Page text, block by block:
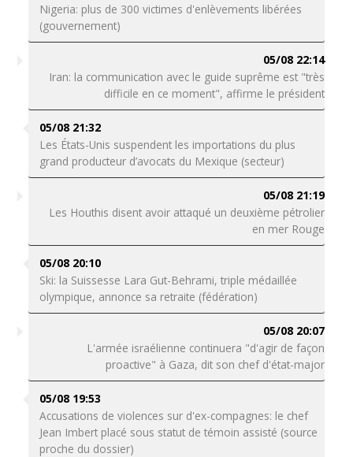
Nigeria: plus de 300 victimes d'enlèvements libérées
(gouvernement)
05/08 22:14
Iran: la communication avec le guide suprême est "très
difficile en ce moment", affirme le président
05/08 21:32
Les États-Unis suspendent les importations du plus
grand producteur d’avocats du Mexique (secteur)
05/08 21:19
Les Houthis disent avoir attaqué un deuxième pétrolier
en mer Rouge
05/08 20:10
Ski: la Suissesse Lara Gut-Behrami, triple médaillée
olympique, annonce sa retraite (fédération)
05/08 20:07
L'armée israélienne continuera "d'agir de façon
proactive" à Gaza, dit son chef d'état-major
05/08 19:53
Accusations de violences sur d'ex-compagnes: le chef
Jean Imbert placé sous statut de témoin assisté (source
proche du dossier)